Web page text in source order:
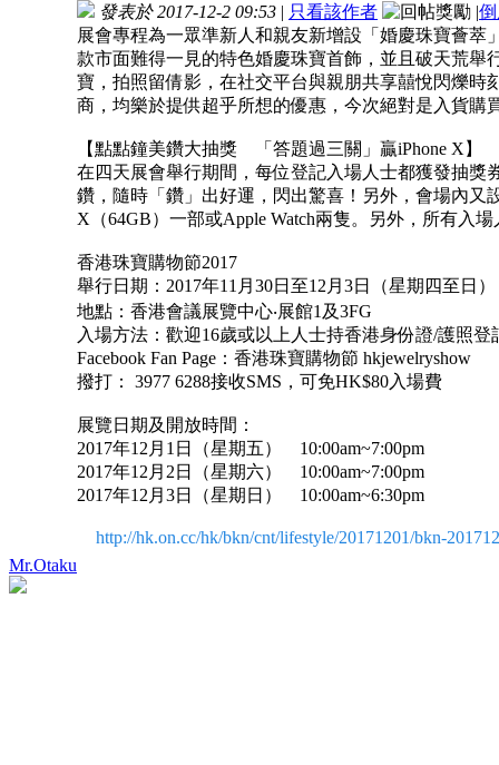
Mr.Otaku
發表於 2017-12-2 09:53 | 只看該作者 |
展會專程為一眾準新人和親友新增設「婚慶珠寶薈
款市面難得一見的特色婚慶珠寶首飾，並且破天荒
寶，拍照留倩影，在社交平台與親朋共享囍悅閃爍
商，均樂於提供超乎所想的優惠，今次絕對是入貨購
【點點鐘美鑽大抽獎 「答題過三關」贏iPhone X】
在四天展會舉行期間，每位登記入場人士都獲發抽獎
鑽，隨時「鑽」出好運，閃出驚喜！另外，會場內又
X（64GB）一部或Apple Watch兩隻。另外，所有入
香港珠寶購物節2017
舉行日期：2017年11月30日至12月3日（星期四至日）
地點：香港會議展覽中心‧展館1及3FG
入場方法：歡迎16歲或以上人士持香港身份證/護照登
Facebook Fan Page：香港珠寶購物節 hkjewelryshow
撥打： 3977 6288接收SMS，可免HK$80入場費
展覽日期及開放時間：
2017年12月1日（星期五） 10:00am~7:00pm
2017年12月2日（星期六） 10:00am~7:00pm
2017年12月3日（星期日） 10:00am~6:30pm
http://hk.on.cc/hk/bkn/cnt/lifestyle/20171201/bkn-